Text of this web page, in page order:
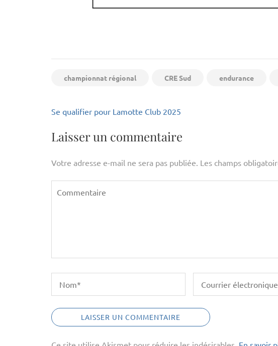
championnat régional CRE Sud endurance
Navigation
l’article
Se qualifier pour Lamotte Club 2025
Laisser un commentaire
Votre adresse e-mail ne sera pas publiée. Les champs